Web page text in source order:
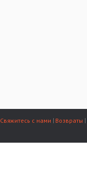
Свяжитесь с нами Возвраты